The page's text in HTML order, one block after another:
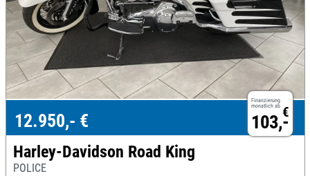
Finanzierung
monatlich ab €
103,-
12.950,- €
Harley-Davidson Road King
POLICE